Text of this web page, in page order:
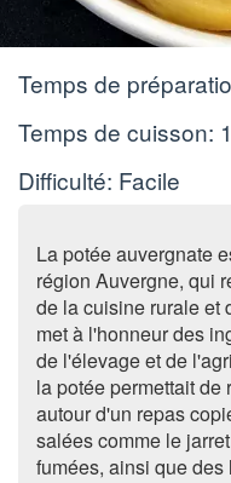
Temps de
Temps de cuisson:
Difficulté: Facile
La potée auvergnate
région Auvergne, qui
de la cuisine rurale et
met à l'honneur des
de l'élevage et de
la potée permettait
autour d'un repas
salées comme le
fumées, ainsi que